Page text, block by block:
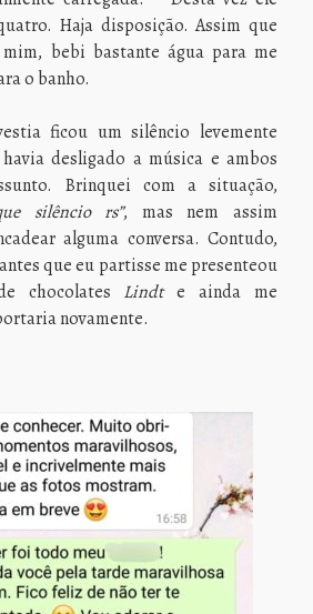
Haja disposição. Assim que
bebi bastante água para me
o banho.
ficou um silêncio levemente
desligado a música e ambos
Brinquei com a situação,
silêncio rs”, mas nem assim
alguma conversa. Contudo,
que eu partisse me presenteou
chocolates Lindte ainda me
novamente.